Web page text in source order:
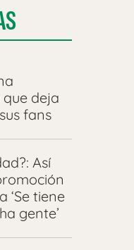
deja
fans
Así
‘Se tiene
gente’